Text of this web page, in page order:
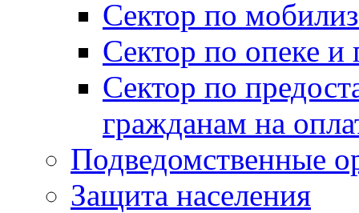
Сектор по
Сектор по опеке и
Сектор по
гражданам на
Подведомственные
Защита населения